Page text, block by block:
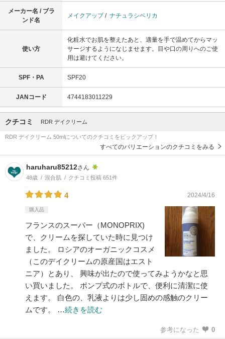
メーカー名 / ブラ
ンド名
メイクアップ/ ナチュラシベリカ
使い方
化粧水でお肌を整えたあと、適量を手で温めてからマッ
サージするようになじませます。目や口の周りへのご使
用は避けてください。
SPF・PA SPF20
JANコード 4744183011229
クチコミ RDR デイクリーム
RDR デイクリーム 50mlについてのクチコミをピックアップ！
すべてのバリエーションのクチコミをみる
haruharu85212さん
48歳 混合肌 クチコミ投稿 651件
4 2024/4/16
購入品
フランスのスーパー（MONOPRIX)
で、クリームを探していた時に見つけ
ました。 ロシアのオーガニックコスメ
（このデイクリームの原産国はエスト
ニア）とあり、 興味が出たので使ってみようかなと思
い買いました。 ポンプ式のボトルで、便利に清潔に使
えます。 白色の、乳液よりは少し固めの感触のクリー
ムです。 …続きを読む
参考になった 0